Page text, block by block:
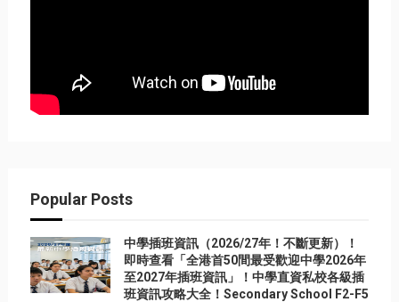
Popular Posts
中學插班資訊（2026/27年！不斷更新）！
即時查看「全港首50間最受歡迎中學2026年
至2027年插班資訊」！中學直資私校各級插
班資訊攻略大全！Secondary School F2-F5